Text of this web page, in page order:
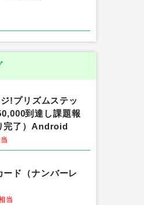
!プリズムステッ
到達し課題報
完了）Android
ード（ナンバーレ
当